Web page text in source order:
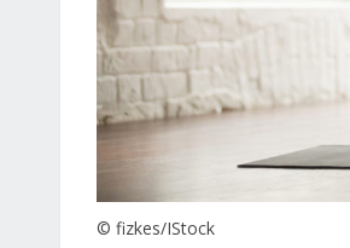
© fizkes/IStock